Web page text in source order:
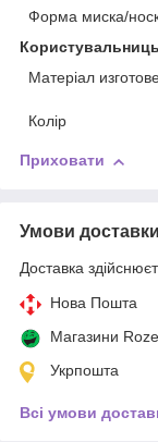
Форма миска/
Матеріал
Колір
Приховати
Умови доставки
Доставка
Нова Пошта
Магазини
Укрпошта
Всі умови